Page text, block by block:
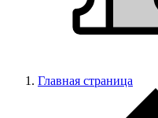
Главная страница